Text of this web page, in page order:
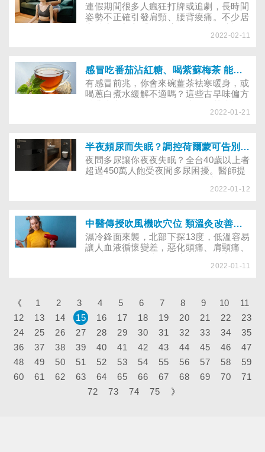
連假期間很多人瘋狂打牌或追劇，長時間
姿勢不正確引發肩頸、腰背痠痛。不少居
把手機當電源，標榜隨時可用微電流按
嗎？以下請醫師詳解。
2022-02-11
感冒吃番茄沾紅糖、喝紫蘇梅茶 能讓咳嗽.喉嚨痛快好？
有感冒前兆，你會來碗薑茶袪寒暖身，或
喝蔥白煮水緩解不適嗎？這些古早味偏方
治感冒，也有人說吃蜂蜜可降低咳嗽頻
感冒，究竟哪些偏方才有效？哪些可以止
咳化痰、解除鼻塞和頭痛？讓中醫師一一
解答。
2022-01-21
半夜頻尿而失眠？調控荷爾蒙可告別夜間多尿
夜間多尿讓你夜夜失眠？全台40歲以上者
超過450萬人飽受夜間多尿困擾。醫師提
中夜間尿量大於整天1/3者，即為夜間多
自評掌握夜尿症徵兆、及早治療。
2022-01-12
中醫傳授吹風機吹穴位 類溫灸改善頭痛、肩頸痛、經痛、久咳
濕冷鋒面來襲，北部下探13度，低溫容易
讓人血液循懷變差，惡化頭痛、肩頸痛、
提醒緩解痠痛不必依賴止痛藥，善用家裡
2022-01-11
《 1 2 3 4 5 6 7 8 9 10
11
12
13 14 15 16 17 18 19 20 21 22
23
24
25 26 27 28 29 30 31 32 33 34
35
36
37 38 39 40 41 42 43 44 45 46
47
48
49 50 51 52 53 54 55 56 57 58
59
60
61 62 63 64 65 66 67 68 69 70
71
72
73 74 75 》